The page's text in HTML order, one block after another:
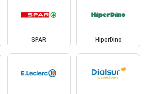
SPAR HiperDino